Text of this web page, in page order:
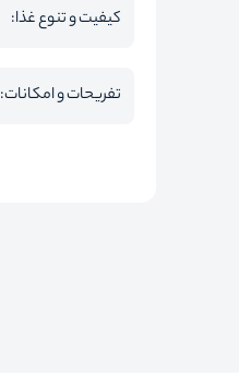
کیفیت و تنوع غذا:
تفریحات و امکانات: